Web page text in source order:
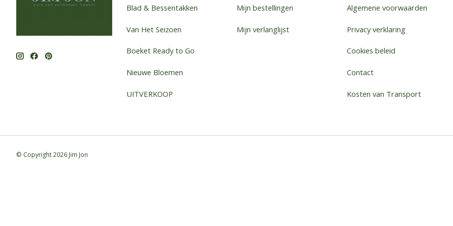
Blad & Bessentakken
Van Het Seizoen
Boeket Ready to Go
Nieuwe Bloemen
UITVERKOOP
Mijn bestellingen
Mijn verlanglijst
Algemene voorwaarden
Privacy verklaring
Cookies beleid
Contact
Kosten van Transport
© Copyright 2026 Jim Jon